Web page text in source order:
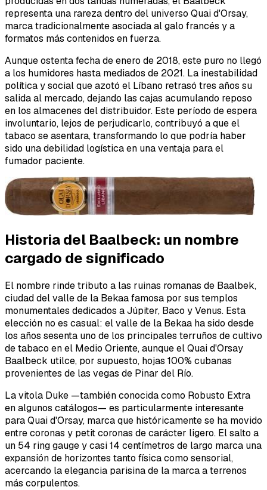
representa una rareza dentro del universo Quai d'Orsay,
marca tradicionalmente asociada al galo francés y a
formatos más contenidos en fuerza.
Aunque ostenta fecha de enero de 2018, este puro no llegó
a los humidores hasta mediados de 2021. La inestabilidad
política y social que azotó el Líbano retrasó tres años su
salida al mercado, dejando las cajas acumulando reposo
en los almacenes del distribuidor. Este período de espera
involuntario, lejos de perjudicarlo, contribuyó a que el
tabaco se asentara, transformando lo que podría haber
sido una debilidad logística en una ventaja para el
fumador paciente.
Historia del Baalbeck: un nombre
cargado de significado
El nombre rinde tributo a las ruinas romanas de Baalbek,
ciudad del valle de la Bekaa famosa por sus templos
monumentales dedicados a Júpiter, Baco y Venus. Esta
elección no es casual: el valle de la Bekaa ha sido desde
los años sesenta uno de los principales terruños de cultivo
de tabaco en el Medio Oriente, aunque el Quai d'Orsay
Baalbeck utilce, por supuesto, hojas 100% cubanas
provenientes de las vegas de Pinar del Río.
La vitola Duke —también conocida como Robusto Extra
en algunos catálogos— es particularmente interesante
para Quai d'Orsay, marca que históricamente se ha movido
entre coronas y petit coronas de carácter ligero. El salto a
un 54 ring gauge y casi 14 centímetros de largo marca una
expansión de horizontes tanto física como sensorial,
acercando la elegancia parisina de la marca a terrenos
más corpulentos.